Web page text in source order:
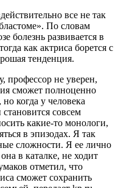
все не так
По словам
болезнь развивается в
как актриса борется с
тенденция.
профессор не уверен,
сможет полноценно
когда у человека
совсем
какие-то монологи,
в эпизодах. Я так
сложности. Я ее лично
в каталке, не ходит
отметил, что
сможет сохранить